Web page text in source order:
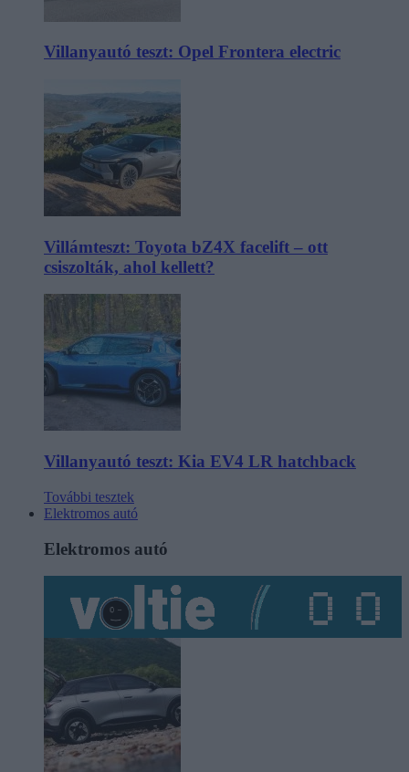
Villanyautó teszt: Opel Frontera electric
Villámteszt: Toyota bZ4X facelift – ott
csiszolták, ahol kellett?
Villanyautó teszt: Kia EV4 LR hatchback
További tesztek
Elektromos autó
Elektromos autó